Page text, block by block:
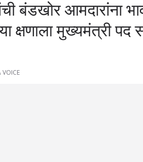
बंडखोर आमदारांना
क्षणाला मुख्यमंत्री पद
VOICE